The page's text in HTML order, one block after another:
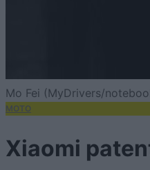
Mo Fei (MyDrivers/
MOTO
Xiaomi